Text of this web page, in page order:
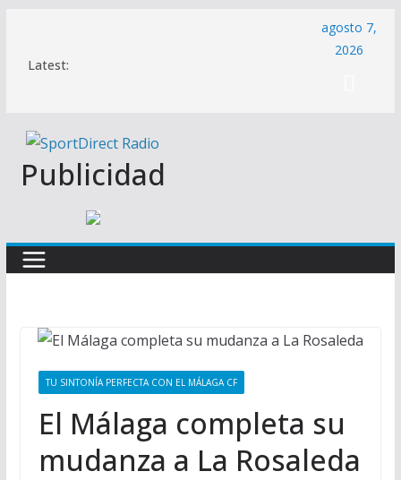
contenido
Latest:
agosto 7,
2026
Publicidad
TU SINTONÍA PERFECTA CON EL MÁLAGA CF
El Málaga completa su
mudanza a La Rosaleda